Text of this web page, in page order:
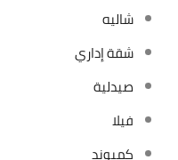
شاليه
شقة إداري
صيدلية
فيلا
كمبوند